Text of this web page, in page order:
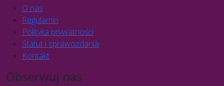
O nas
Regulamin
Polityka prywatności
Statut i sprawozdania
Kontakt
Obserwuj nas